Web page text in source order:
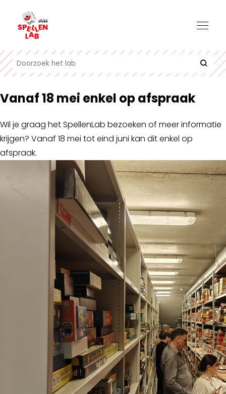
Vanaf 18 mei enkel op afspraak
Wil je graag het SpellenLab bezoeken of meer informatie
krijgen? Vanaf 18 mei tot eind juni kan dit enkel op
afspraak.